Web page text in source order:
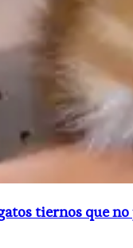
tiernos que